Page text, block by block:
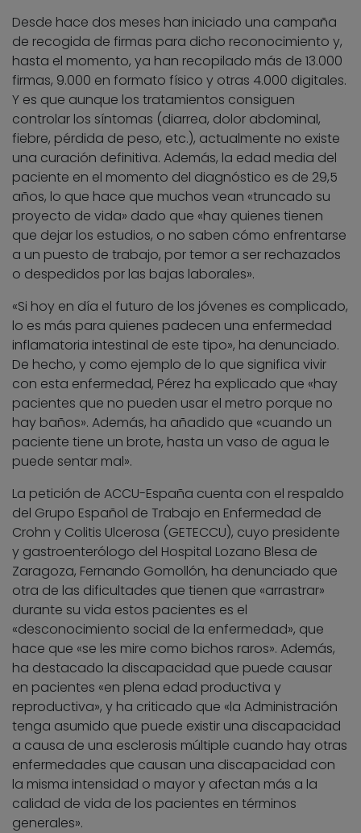
Desde hace dos meses han iniciado una campaña
de recogida de firmas para dicho reconocimiento y,
hasta el momento, ya han recopilado más de 13.000
firmas, 9.000 en formato físico y otras 4.000 digitales.
Y es que aunque los tratamientos consiguen
controlar los síntomas (diarrea, dolor abdominal,
fiebre, pérdida de peso, etc.), actualmente no existe
una curación definitiva. Además, la edad media del
paciente en el momento del diagnóstico es de 29,5
años, lo que hace que muchos vean «truncado su
proyecto de vida» dado que «hay quienes tienen
que dejar los estudios, o no saben cómo enfrentarse
a un puesto de trabajo, por temor a ser rechazados
o despedidos por las bajas laborales».
«Si hoy en día el futuro de los jóvenes es complicado,
lo es más para quienes padecen una enfermedad
inflamatoria intestinal de este tipo», ha denunciado.
De hecho, y como ejemplo de lo que significa vivir
con esta enfermedad, Pérez ha explicado que «hay
pacientes que no pueden usar el metro porque no
hay baños». Además, ha añadido que «cuando un
paciente tiene un brote, hasta un vaso de agua le
puede sentar mal».
La petición de ACCU-España cuenta con el respaldo
del Grupo Español de Trabajo en Enfermedad de
Crohn y Colitis Ulcerosa (GETECCU), cuyo presidente
y gastroenterólogo del Hospital Lozano Blesa de
Zaragoza, Fernando Gomollón, ha denunciado que
otra de las dificultades que tienen que «arrastrar»
durante su vida estos pacientes es el
«desconocimiento social de la enfermedad», que
hace que «se les mire como bichos raros». Además,
ha destacado la discapacidad que puede causar
en pacientes «en plena edad productiva y
reproductiva», y ha criticado que «la Administración
tenga asumido que puede existir una discapacidad
a causa de una esclerosis múltiple cuando hay otras
enfermedades que causan una discapacidad con
la misma intensidad o mayor y afectan más a la
calidad de vida de los pacientes en términos
generales».